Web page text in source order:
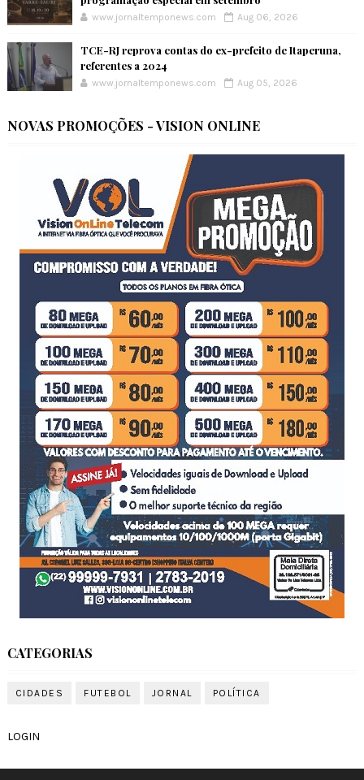
www.jornaltemponews.com Aug 06, 2026
TCE-RJ reprova contas do ex-prefeito de Itaperuna,
referentes a 2024
www.jornaltemponews.com Aug 05, 2026
NOVAS PROMOÇÕES - VISION ONLINE
CATEGORIAS
CIDADES FUTEBOL JORNAL POLÍTICA
LOGIN